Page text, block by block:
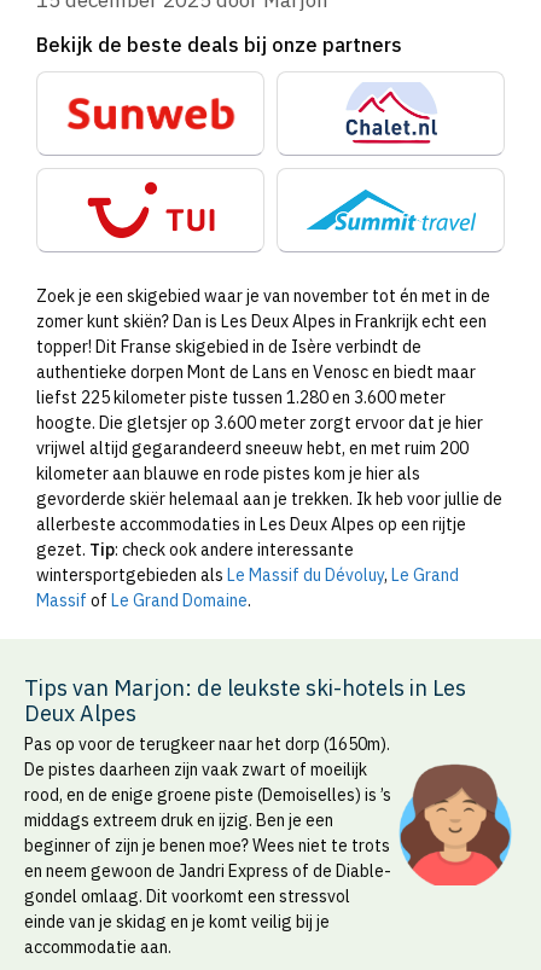
Bekijk de beste deals bij onze partners
Zoek je een skigebied waar je van november tot én met in de
zomer kunt skiën? Dan is Les Deux Alpes in Frankrijk echt een
topper! Dit Franse skigebied in de Isère verbindt de
authentieke dorpen Mont de Lans en Venosc en biedt maar
liefst 225 kilometer piste tussen 1.280 en 3.600 meter
hoogte. Die gletsjer op 3.600 meter zorgt ervoor dat je hier
vrijwel altijd gegarandeerd sneeuw hebt, en met ruim 200
kilometer aan blauwe en rode pistes kom je hier als
gevorderde skiër helemaal aan je trekken. Ik heb voor jullie de
allerbeste accommodaties in Les Deux Alpes op een rijtje
gezet. Tip: check ook andere interessante
wintersportgebieden als Le Massif du Dévoluy, Le Grand
Massif of Le Grand Domaine.
Tips van Marjon: de leukste ski-hotels in Les
Deux Alpes
Pas op voor de terugkeer naar het dorp (1650m).
De pistes daarheen zijn vaak zwart of moeilijk
rood, en de enige groene piste (Demoiselles) is ’s
middags extreem druk en ijzig. Ben je een
beginner of zijn je benen moe? Wees niet te trots
en neem gewoon de Jandri Express of de Diable-
gondel omlaag. Dit voorkomt een stressvol
einde van je skidag en je komt veilig bij je
accommodatie aan.